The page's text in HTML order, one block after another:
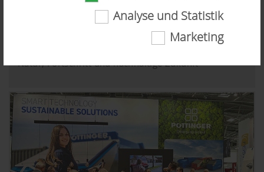
Speichert , ob
das Banner zur
wurde.
6
Monate
Land (layer)
und
Sprache
(lang)
Speichert die
vom Nutzer
gewählte Land-
und
6
Monate
Analyse und Statistik
Marketing
Zwei Kunstwerke, eine gemeinsame Botschaft
Natur, Fortschritt und nachhaltige Zukunft